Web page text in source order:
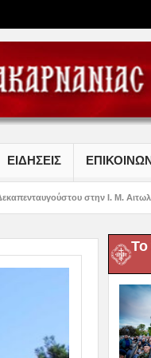
ΕΙΔΗΣΕΙΣ
Ι. Μ. Αιτωλωοακαρνανίας
Το